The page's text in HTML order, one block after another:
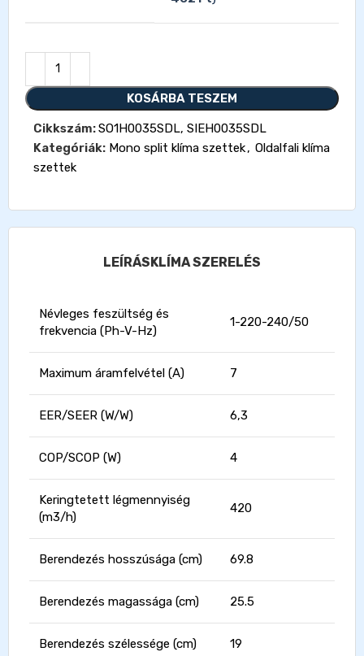
KOSÁRBA TESZEM
Cikkszám:SO1H0035SDL, SIEH0035SDL
Kategóriák: Mono split klíma szettek, Oldalfali klíma
szettek
LEÍRÁSKLÍMA SZERELÉS
Névleges feszültség és
frekvencia (Ph-V-Hz)
1-220-240/50
Maximum áramfelvétel (A) 7
EER/SEER (W/W) 6,3
COP/SCOP (W) 4
Keringtetett légmennyiség
(m3/h)
420
Berendezés hosszúsága (cm) 69.8
Berendezés magassága (cm) 25.5
Berendezés szélessége (cm) 19